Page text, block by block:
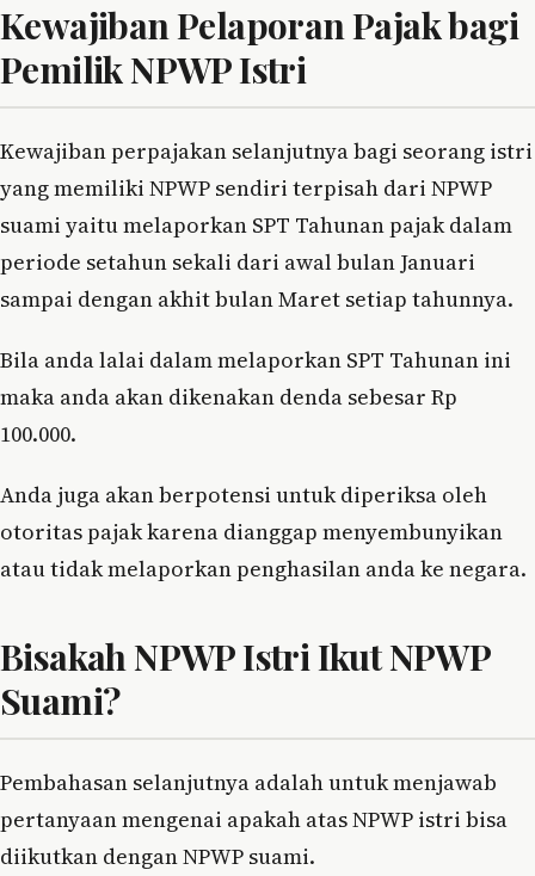
Kewajiban Pelaporan Pajak bagi
Pemilik NPWP Istri
Kewajiban perpajakan selanjutnya bagi seorang istri
yang memiliki NPWP sendiri terpisah dari NPWP
suami yaitu melaporkan SPT Tahunan pajak dalam
periode setahun sekali dari awal bulan Januari
sampai dengan akhit bulan Maret setiap tahunnya.
Bila anda lalai dalam melaporkan SPT Tahunan ini
maka anda akan dikenakan denda sebesar Rp
100.000.
Anda juga akan berpotensi untuk diperiksa oleh
otoritas pajak karena dianggap menyembunyikan
atau tidak melaporkan penghasilan anda ke negara.
Bisakah NPWP Istri Ikut NPWP
Suami?
Pembahasan selanjutnya adalah untuk menjawab
pertanyaan mengenai apakah atas NPWP istri bisa
diikutkan dengan NPWP suami.